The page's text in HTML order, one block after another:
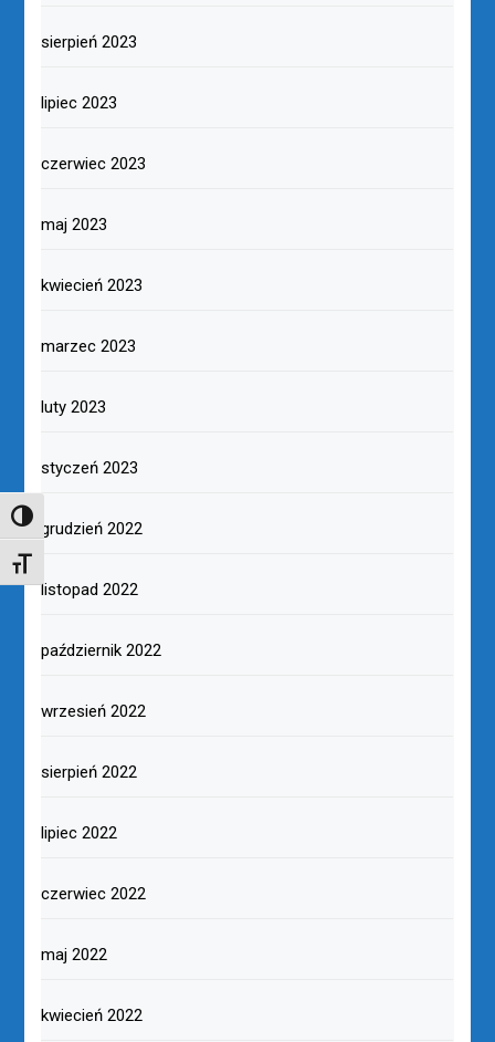
TOGGLE HIGH CONTRAST
TOGGLE FONT SIZE
sierpień 2023
lipiec 2023
czerwiec 2023
maj 2023
kwiecień 2023
marzec 2023
luty 2023
styczeń 2023
grudzień 2022
listopad 2022
październik 2022
wrzesień 2022
sierpień 2022
lipiec 2022
czerwiec 2022
maj 2022
kwiecień 2022